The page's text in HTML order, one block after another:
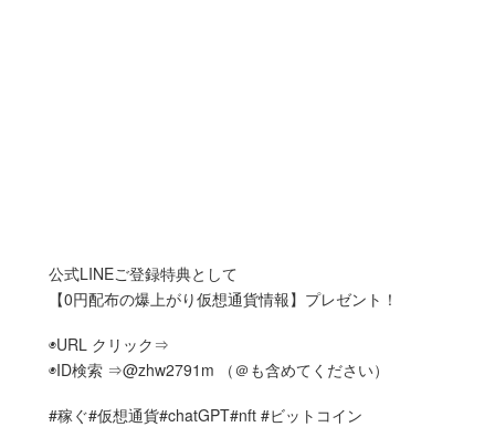
公式LINEご登録特典として
【0円配布の爆上がり仮想通貨情報】プレゼント！
◉URL クリック⇒
◉ID検索 ⇒@zhw2791m （＠も含めてください）
#稼ぐ#仮想通貨#chatGPT#nft #ビットコイン